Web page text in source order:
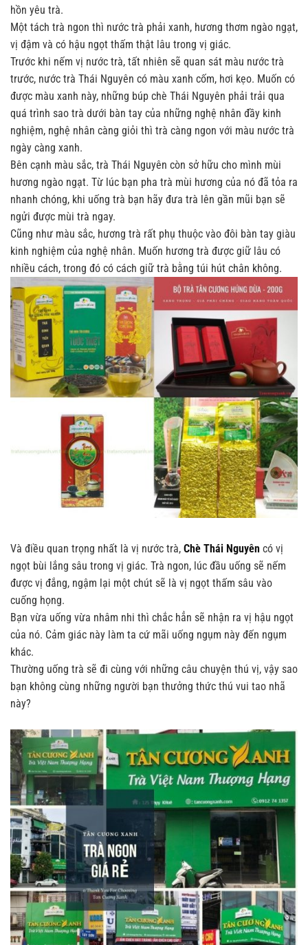
hồn yêu trà.
Một tách trà ngon thì nước trà phải xanh, hương thơm ngào ngạt,
vị đậm và có hậu ngọt thấm thật lâu trong vị giác.
Trước khi nếm vị nước trà, tất nhiên sẽ quan sát màu nước trà
trước, nước trà Thái Nguyên có màu xanh cốm, hơi kẹo. Muốn có
được màu xanh này, những búp chè Thái Nguyên phải trải qua
quá trình sao trà dưới bàn tay của những nghệ nhân đầy kinh
nghiệm, nghệ nhân càng giỏi thì trà càng ngon với màu nước trà
ngày càng xanh.
Bên cạnh màu sắc, trà Thái Nguyên còn sở hữu cho mình mùi
hương ngào ngạt. Từ lúc bạn pha trà mùi hương của nó đã tỏa ra
nhanh chóng, khi uống trà bạn hãy đưa trà lên gần mũi bạn sẽ
ngửi được mùi trà ngay.
Cũng như màu sắc, hương trà rất phụ thuộc vào đôi bàn tay giàu
kinh nghiệm của nghệ nhân. Muốn hương trà được giữ lâu có
nhiều cách, trong đó có cách giữ trà bằng túi hút chân không.
Và điều quan trọng nhất là vị nước trà, Chè Thái Nguyên có vị
ngọt bùi lắng sâu trong vị giác. Trà ngon, lúc đầu uống sẽ nếm
được vị đắng, ngậm lại một chút sẽ là vị ngọt thấm sâu vào
cuống họng.
Bạn vừa uống vừa nhâm nhi thì chắc hẳn sẽ nhận ra vị hậu ngọt
của nó. Cảm giác này làm ta cứ mãi uống ngụm này đến ngụm
khác.
Thường uống trà sẽ đi cùng với những câu chuyện thú vị, vậy sao
bạn không cùng những người bạn thưởng thức thú vui tao nhã
này?